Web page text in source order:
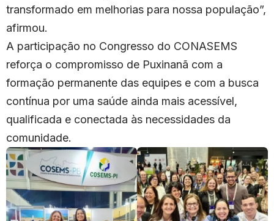
transformado em melhorias para nossa população”,
afirmou.
A participação no Congresso do CONASEMS
reforça o compromisso de Puxinanã com a
formação permanente das equipes e com a busca
contínua por uma saúde ainda mais acessível,
qualificada e conectada às necessidades da
comunidade.